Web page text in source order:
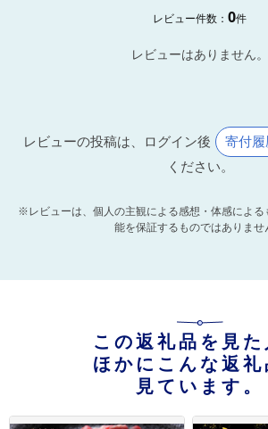
レビュー件数：0件
レビューはありません。
レビューの投稿は、ログイン後 寄付履
ください。
※レビューは、個人の主観による感想・体感による
能を保証するものではありませ
この返礼品を見た
ほかにこんな返礼
見ています。